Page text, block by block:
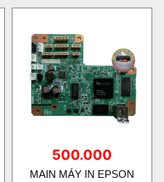
500.000
MAIN MÁY IN EPSON